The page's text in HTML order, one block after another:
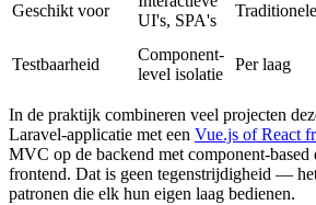
Geschikt voor
UI's, SPA's
Testbaarheid
Component-
level isolatie
Per laag
In de praktijk combineren veel projecten
Laravel-applicatie met een Vue.js of React
MVC op de backend met component-based
frontend. Dat is geen tegenstrijdigheid —
patronen die elk hun eigen laag bedienen.